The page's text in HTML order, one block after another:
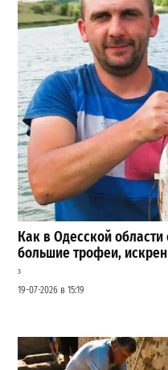
Как в Одесской
большие трофеи,
3
19-07-2026 в 15:19
Шезлонги, бунгало и
заплатить за отдых в